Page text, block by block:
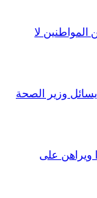
لا
وزير الصحة
يدخل تشريعيات 2026 موحدًا ويراهن على